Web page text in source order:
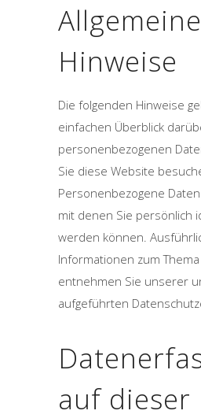
Allgemeine
Hinweise
Die folgenden Hinweise
einfachen Überblick
personenbezogenen
Sie diese Website
Personenbezogene
mit denen Sie persönlich
werden können.
Informationen zum
entnehmen Sie unserer
aufgeführten
auf dieser